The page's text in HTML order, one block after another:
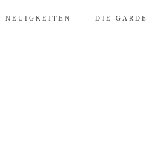
NEUIGKEITEN DIE GARDE